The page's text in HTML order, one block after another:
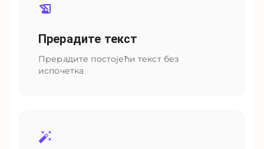
Прерадите текст
Прерадите постојећи текст без
испочетка